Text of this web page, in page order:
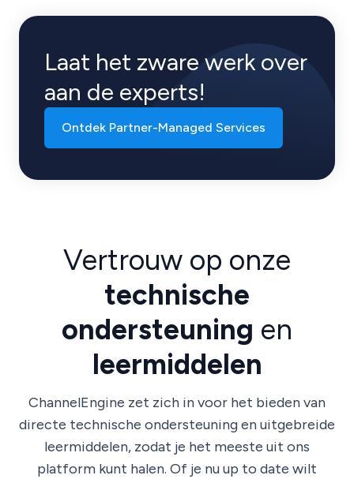
Laat het zware werk over
aan de experts!
Ontdek Partner-Managed Services
Vertrouw op onze
technische
ondersteuning en
leermiddelen
ChannelEngine zet zich in voor het bieden van
directe technische ondersteuning en uitgebreide
leermiddelen, zodat je het meeste uit ons
platform kunt halen. Of je nu up to date wilt